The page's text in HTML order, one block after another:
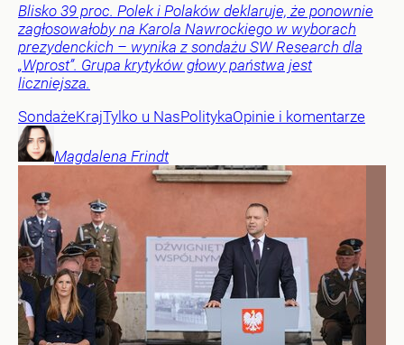
Blisko 39 proc. Polek i Polaków deklaruje, że ponownie
zagłosowałoby na Karola Nawrockiego w wyborach
prezydenckich – wynika z sondażu SW Research dla
„Wprost”. Grupa krytyków głowy państwa jest
liczniejsza.
SondażeKrajTylko u NasPolitykaOpinie i komentarze
Magdalena Frindt